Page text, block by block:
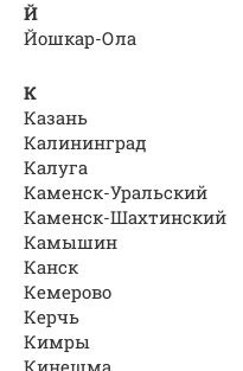
Й
Йошкар-Ола
К
Казань
Калининград
Калуга
Каменск-Уральский
Каменск-Шахтинский
Камышин
Канск
Кемерово
Керчь
Кимры